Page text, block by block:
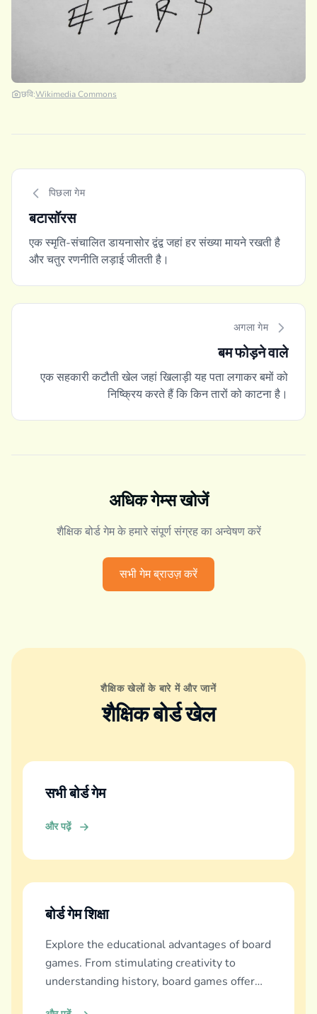
छवि:Wikimedia Commons
पिछला गेम
बटासॉरस
एक स्मृति-संचालित डायनासोर द्वंद्व जहां हर संख्या मायने रखती है
और चतुर रणनीति लड़ाई जीतती है।
अगला गेम
बम फोड़ने वाले
एक सहकारी कटौती खेल जहां खिलाड़ी यह पता लगाकर बमों को
निष्क्रिय करते हैं कि किन तारों को काटना है।
अधिक गेम्स खोजें
शैक्षिक बोर्ड गेम के हमारे संपूर्ण संग्रह का अन्वेषण करें
सभी गेम ब्राउज़ करें
शैक्षिक खेलों के बारे में और जानें
शैक्षिक बोर्ड खेल
सभी बोर्ड गेम
और पढ़ें
बोर्ड गेम शिक्षा
Explore the educational advantages of board
games. From stimulating creativity to
understanding history, board games offer